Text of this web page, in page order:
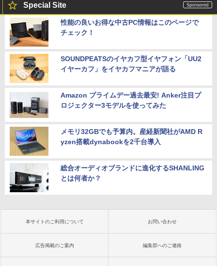
Special Site
性能の良いお得な中古PC情報はこのページで
チェック！
SOUNDPEATSのイヤカフ型イヤフォン「UU2
イヤーカフ」をイヤカフマニアが語る
Amazon プライムデー過去最安! Anker注目プ
ロジェクター3モデルを使ってみた
メモリ32GBでも予算内。産経新聞社がAMD R
yzen搭載dynabookを2千台導入
総合オーディオブランドに進化するSHANLING
とは何者か？
本サイトのご利用について お問い合わせ
広告掲載のご案内 編集部へのご連絡